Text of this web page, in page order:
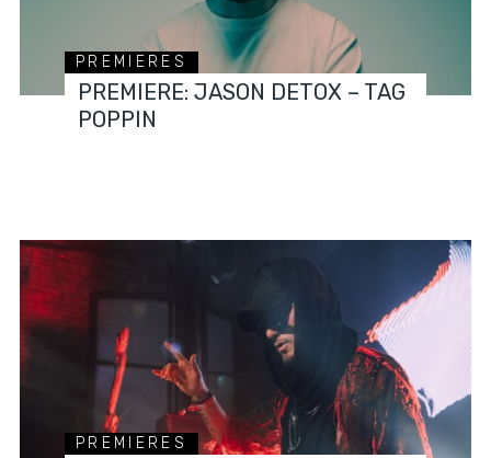
PREMIERES
PREMIERE: JASON DETOX – TAG
POPPIN
PREMIERES